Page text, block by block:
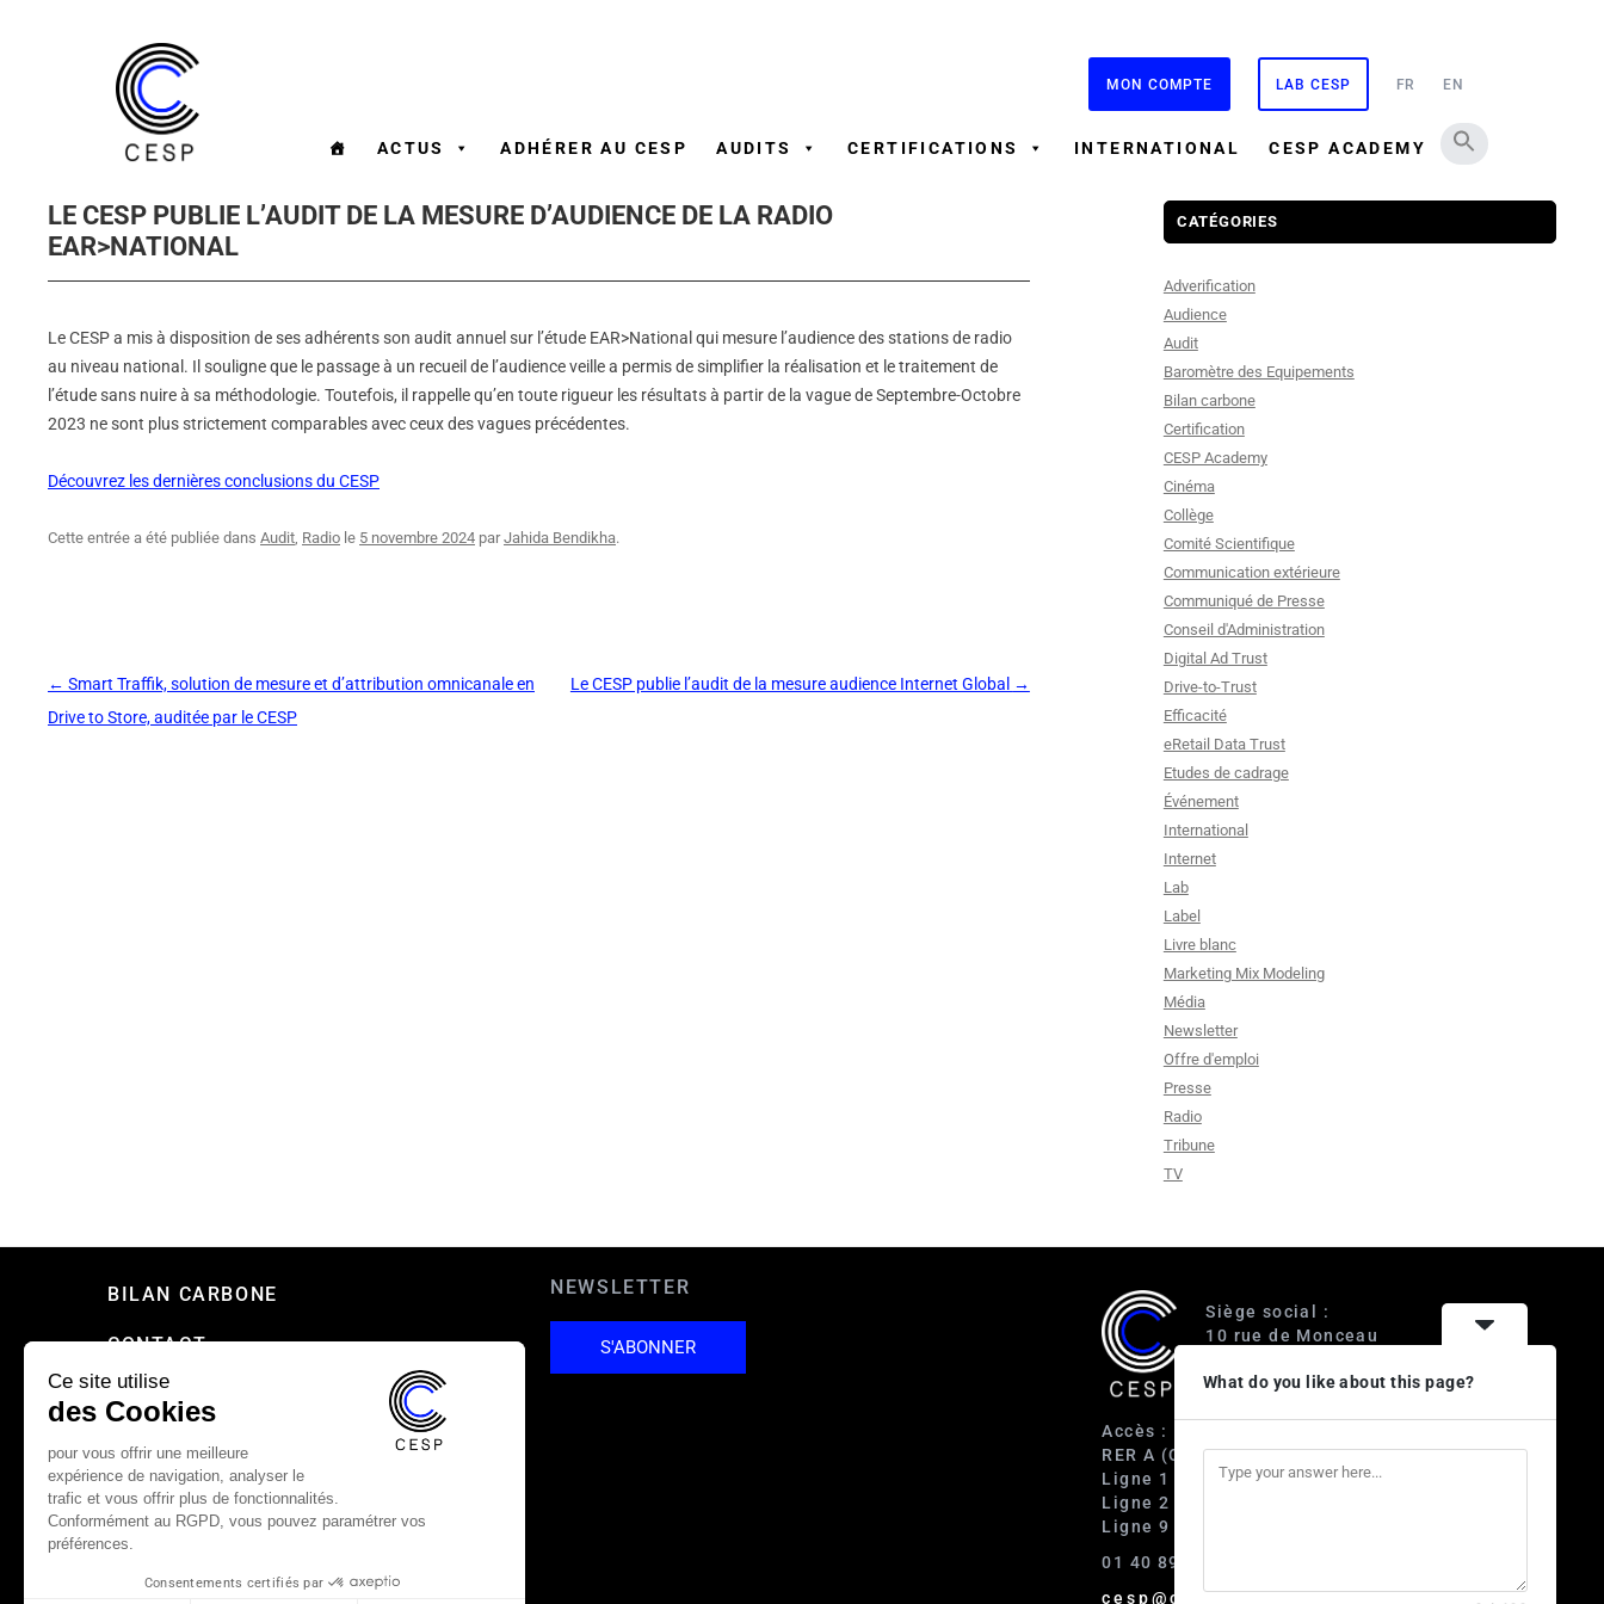
MON COMPTE LAB CESP FR EN
ACTUS ADHÉRER AU CESP AUDITS CERTIFICATIONS INTERNATIONAL CESP ACADEMY
LE CESP PUBLIE L’AUDIT DE LA MESURE D’AUDIENCE DE LA RADIO
EAR>NATIONAL
Le CESP a mis à disposition de ses adhérents son audit annuel sur l’étude EAR>National qui mesure l’audience des stations de radio
au niveau national. Il souligne que le passage à un recueil de l’audience veille a permis de simplifier la réalisation et le traitement de
l’étude sans nuire à sa méthodologie. Toutefois, il rappelle qu’en toute rigueur les résultats à partir de la vague de Septembre-Octobre
2023 ne sont plus strictement comparables avec ceux des vagues précédentes.
Découvrez les dernières conclusions du CESP
Cette entrée a été publiée dans Audit, Radio le 5 novembre 2024 parJahida Bendikha.
Navigation
des
← Smart Traffik, solution de mesure et d’attribution omnicanale en
Drive to Store, auditée par le CESP
Le CESP publie l’audit de la mesure audience Internet Global →
CATÉGORIES
Adverification
Audience
Audit
Baromètre des Equipements
Bilan carbone
Certification
CESP Academy
Cinéma
Collège
Comité Scientifique
Communication extérieure
Communiqué de Presse
Conseil d'Administration
Digital Ad Trust
Drive-to-Trust
Efficacité
eRetail Data Trust
Etudes de cadrage
Événement
International
Internet
Lab
Label
Livre blanc
Marketing Mix Modeling
Média
Newsletter
Offre d'emploi
Presse
Radio
Tribune
TV
BILAN CARBONE
CONTACT
PRESSE
RECRUTEMENT
MENTIONS LÉGALES
CHARTE DE CONFIDENTIALITÉ DU CESP
NEWSLETTER
S'ABONNER
Siège social :
10 rue de Monceau
Accès :
RER A (Charles de Gaulle-Étoile)
Ligne 1 (George V)
Ligne 2 (Courcelles)
Ligne 9 (Saint-Philippe du Roule)
01 40 89 63 60
cesp@cesp.org
What do you like about this page?
Ce site utilise
des Cookies
pour vous offrir une meilleure
expérience de navigation, analyser le
trafic et vous offrir plus de fonctionnalités.
Conformément au RGPD, vous pouvez paramétrer vos
préférences.
Consentements certifiés par